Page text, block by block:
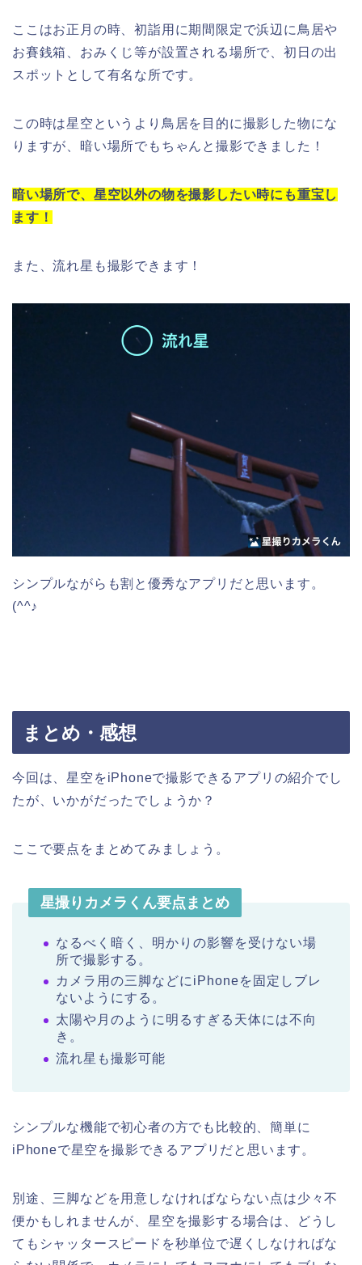
ここはお正月の時、初詣用に期間限定で浜辺に鳥居や
お賽銭箱、おみくじ等が設置される場所で、初日の出
スポットとして有名な所です。
この時は星空というより鳥居を目的に撮影した物にな
りますが、暗い場所でもちゃんと撮影できました！
暗い場所で、星空以外の物を撮影したい時にも重宝し
ます！
また、流れ星も撮影できます！
シンプルながらも割と優秀なアプリだと思います。
(^^♪
まとめ・感想
今回は、星空をiPhoneで撮影できるアプリの紹介でし
たが、いかがだったでしょうか？
ここで要点をまとめてみましょう。
星撮りカメラくん要点まとめ
なるべく暗く、明かりの影響を受けない場
所で撮影する。
カメラ用の三脚などにiPhoneを固定しブレ
ないようにする。
太陽や月のように明るすぎる天体には不向
き。
流れ星も撮影可能
シンプルな機能で初心者の方でも比較的、簡単に
iPhoneで星空を撮影できるアプリだと思います。
別途、三脚などを用意しなければならない点は少々不
便かもしれませんが、星空を撮影する場合は、どうし
てもシャッタースピードを秒単位で遅くしなければな